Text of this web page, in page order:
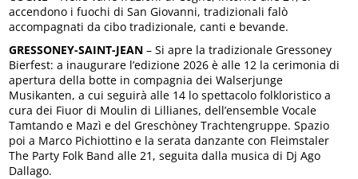
accendono i fuochi di San Giovanni, tradizionali falò
accompagnati da cibo tradizionale, canti e bevande.
GRESSONEY-SAINT-JEAN – Si apre la tradizionale Gressoney
Bierfest: a inaugurare l’edizione 2026 è alle 12 la cerimonia di
apertura della botte in compagnia dei Walserjunge
Musikanten, a cui seguirà alle 14 lo spettacolo folkloristico a
cura dei Fiuor di Moulin di Lillianes, dell’ensemble Vocale
Tamtando e Mazì e del Greschòney Trachtengruppe. Spazio
poi a Marco Pichiottino e la serata danzante con Fleimstaler
The Party Folk Band alle 21, seguita dalla musica di Dj Ago
Dallago.